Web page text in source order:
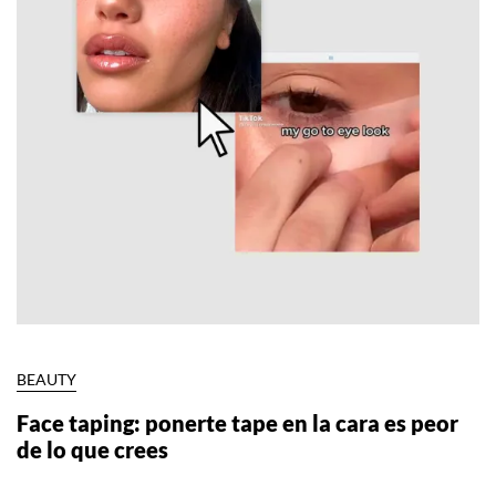
BEAUTY
Face taping: ponerte tape en la cara es peor
de lo que crees